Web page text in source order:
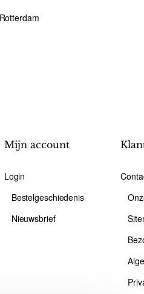
Mijn account
Login
Bestelgeschiedenis
Nieuwsbrief